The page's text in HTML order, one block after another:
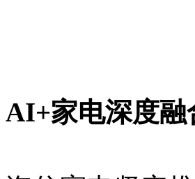
AI+家电深度融